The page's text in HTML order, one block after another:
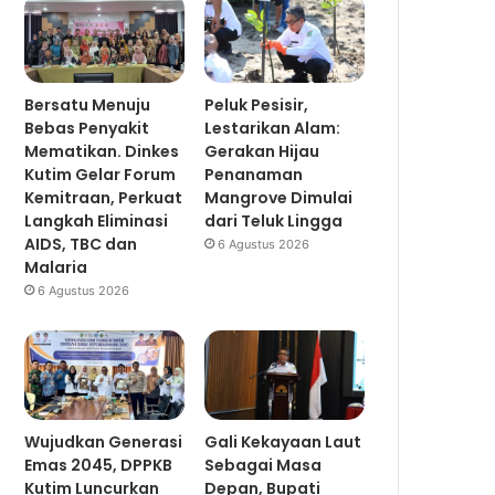
Bersatu Menuju
Bebas Penyakit
Mematikan. Dinkes
Kutim Gelar Forum
Kemitraan, Perkuat
Langkah Eliminasi
AIDS, TBC dan
Malaria
6 Agustus 2026
Peluk Pesisir,
Lestarikan Alam:
Gerakan Hijau
Penanaman
Mangrove Dimulai
dari Teluk Lingga
6 Agustus 2026
Wujudkan Generasi
Emas 2045, DPPKB
Kutim Luncurkan
Gali Kekayaan Laut
Sebagai Masa
Depan, Bupati